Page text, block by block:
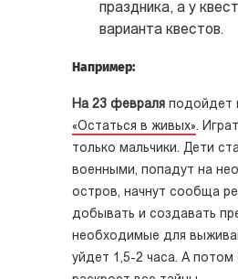
праздника, а у
варианта квестов.
Например:
На 23 февраля подойдет
«Остаться в живых».
только мальчики. Дети
военными, попадут на
остров, начнут сообща
добывать и создавать
необходимые для
уйдет 1,5-2 часа. А потом